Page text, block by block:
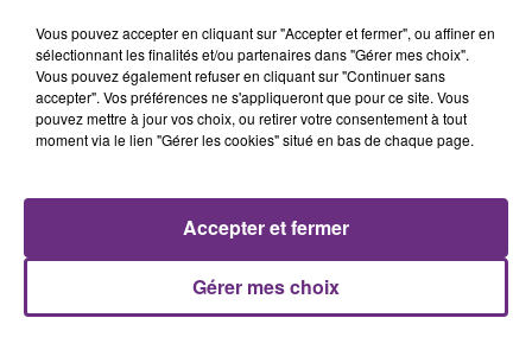
KATY PERRY
Hot N' Cold
TEDDY SWIMS
Mr Know It All
7h55
7h55 7h52
7h52
Vous pouvez accepter en cliquant sur "Accepter et fermer", ou affiner en
sélectionnant les finalités et/ou partenaires dans "Gérer mes choix".
Vous pouvez également refuser en cliquant sur "Continuer sans
accepter". Vos préférences ne s'appliqueront que pour ce site. Vous
pouvez mettre à jour vos choix, ou retirer votre consentement à tout
moment via le lien "Gérer les cookies" situé en bas de chaque page.
Gérer mes choix
Accepter et fermer